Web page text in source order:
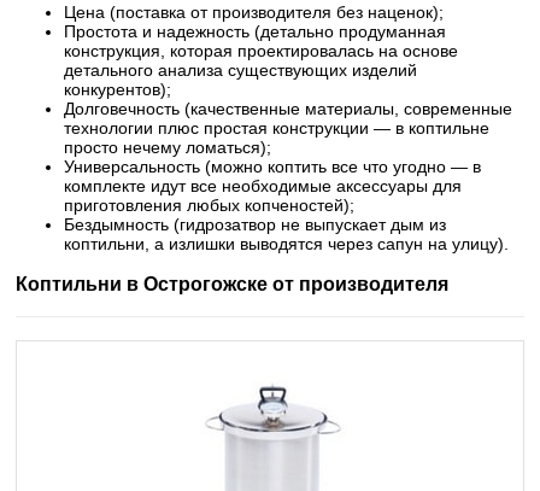
Цена (поставка от производителя без наценок);
Простота и надежность (детально продуманная
конструкция, которая проектировалась на основе
детального анализа существующих изделий
конкурентов);
Долговечность (качественные материалы, современные
технологии плюс простая конструкции — в коптильне
просто нечему ломаться);
Универсальность (можно коптить все что угодно — в
комплекте идут все необходимые аксессуары для
приготовления любых копченостей);
Бездымность (гидрозатвор не выпускает дым из
коптильни, а излишки выводятся через сапун на улицу).
Коптильни в Острогожске от производителя